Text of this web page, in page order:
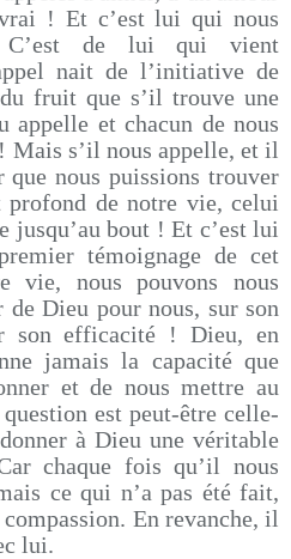
! Et c’est lui qui nous
C’est de lui qui vient
nait de l’initiative de
fruit que s’il trouve une
appelle et chacun de nous
s’il nous appelle, et il
que nous puissions trouver
de notre vie, celui
jusqu’au bout ! Et c’est lui
témoignage de cet
vie, nous pouvons nous
de Dieu pour nous, sur son
son efficacité ! Dieu, en
jamais la capacité que
et de nous mettre au
est peut-être celle-
à Dieu une véritable
chaque fois qu’il nous
ce qui n’a pas été fait,
En revanche, il
lui.